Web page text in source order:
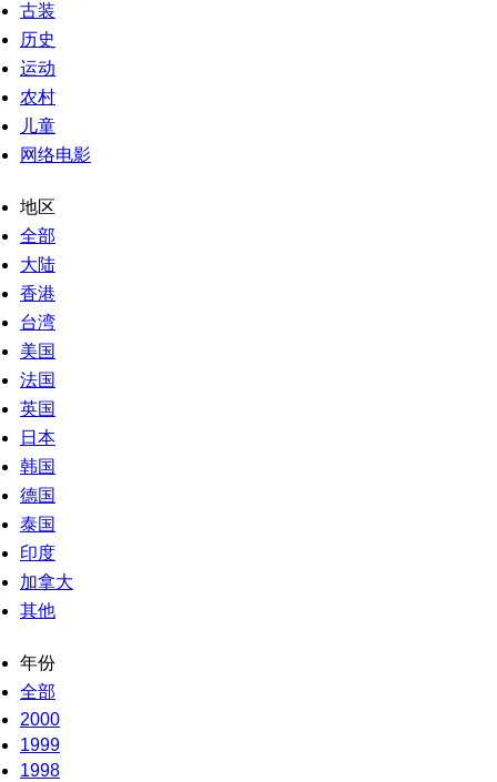
古装
历史
运动
农村
儿童
网络电影
地区
全部
大陆
香港
台湾
美国
法国
英国
日本
韩国
德国
泰国
印度
加拿大
其他
年份
全部
2000
1999
1998